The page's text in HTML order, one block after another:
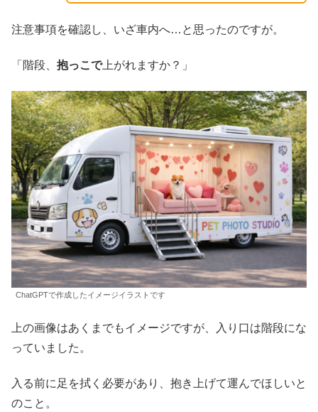
注意事項を確認し、いざ車内へ…と思ったのですが。
「階段、 抱っこで上がれますか？」
ChatGPTで作成したイメージイラストです
上の画像はあくまでもイメージですが、入り口は階段にな
っていました。
入る前に足を拭く必要があり、抱き上げて運んでほしいと
のこと。